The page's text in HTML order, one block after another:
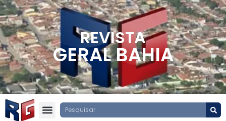
REVISTA
GERAL BAHIA